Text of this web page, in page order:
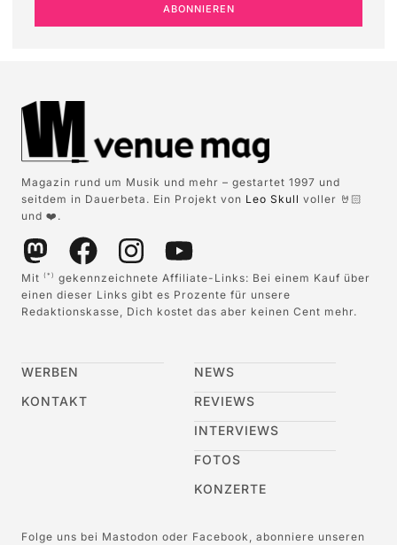
ABONNIEREN
Magazin rund um Musik und mehr – gestartet 1997 und
seitdem in Dauerbeta. Ein Projekt von Leo Skull voller 🤘🏻
und ❤️.
Mit (*)
gekennzeichnete Affiliate-Links: Bei einem Kauf über
einen dieser Links gibt es Prozente für unsere
Redaktionskasse, Dich kostet das aber keinen Cent mehr.
WERBEN
KONTAKT
NEWS
REVIEWS
INTERVIEWS
FOTOS
KONZERTE
Folge uns bei Mastodon oder Facebook, abonniere unseren